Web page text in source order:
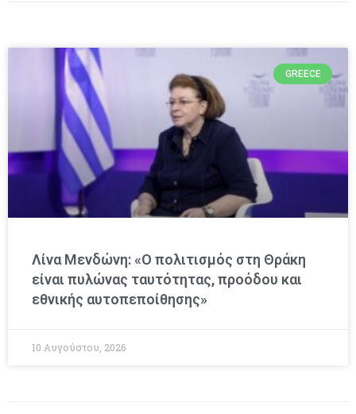
GREECE
Λίνα Μενδώνη: «Ο πολιτισμός στη Θράκη
είναι πυλώνας ταυτότητας, προόδου και
εθνικής αυτοπεποίθησης»
10 Αυγούστου, 2026